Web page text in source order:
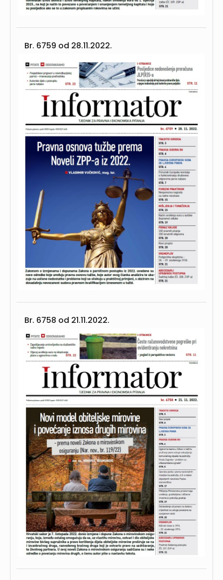
Br. 6759 od 28.11.2022.
Br. 6758 od 21.11.2022.